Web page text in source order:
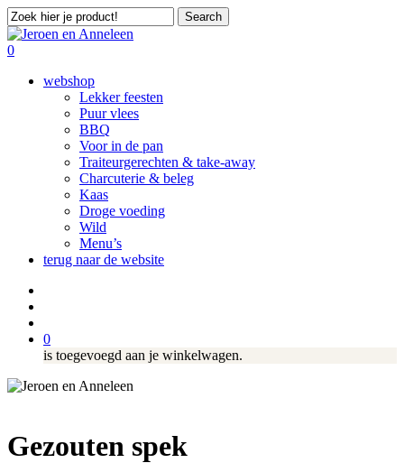
Skip
to
main
Search
Close
Search
search
account
0
webshop
Lekker feesten
Puur vlees
BBQ
Voor in de pan
Traiteurgerechten & take-away
Charcuterie & beleg
Kaas
Droge voeding
Wild
Menu’s
terug naar de website
0
is toegevoegd aan je winkelwagen.
Gezouten spek